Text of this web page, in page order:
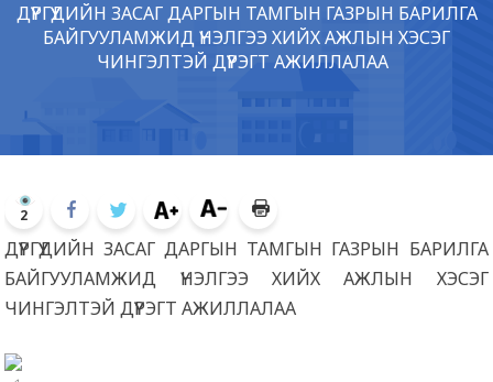
ДҮҮРГҮҮДИЙН ЗАСАГ ДАРГЫН ТАМГЫН ГАЗРЫН БАРИЛГА
БАЙГУУЛАМЖИД ҮНЭЛГЭЭ ХИЙХ АЖЛЫН ХЭСЭГ
ЧИНГЭЛТЭЙ ДҮҮРЭГТ АЖИЛЛАЛАА
2
ДҮҮРГҮҮДИЙН ЗАСАГ ДАРГЫН ТАМГЫН ГАЗРЫН БАРИЛГА
БАЙГУУЛАМЖИД ҮНЭЛГЭЭ ХИЙХ АЖЛЫН ХЭСЭГ
ЧИНГЭЛТЭЙ ДҮҮРЭГТ АЖИЛЛАЛАА